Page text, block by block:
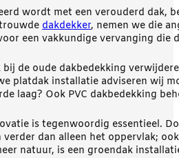
wordt met een verouderd dak,
dakdekker, nemen we die
een vakkundige vervanging die
de oude dakbedekking
platdak installatie adviseren wij
laag? Ook PVC dakbedekking
is tegenwoordig essentieel.
dan alleen het oppervlak;
natuur, is een groendak